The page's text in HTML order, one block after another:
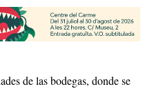
de las bodegas, donde se